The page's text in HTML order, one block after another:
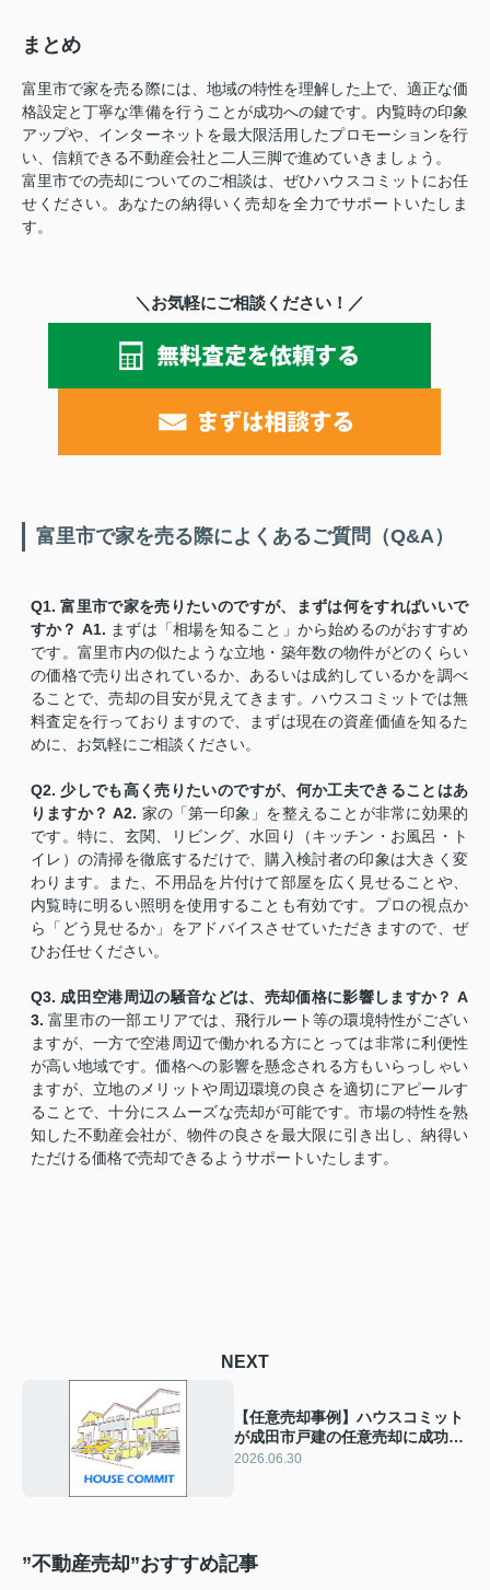
まとめ
富里市で家を売る際には、地域の特性を理解した上で、適正な価
格設定と丁寧な準備を行うことが成功への鍵です。内覧時の印象
アップや、インターネットを最大限活用したプロモーションを行
い、信頼できる不動産会社と二人三脚で進めていきましょう。
富里市での売却についてのご相談は、ぜひハウスコミットにお任
せください。あなたの納得いく売却を全力でサポートいたしま
す。
＼お気軽にご相談ください！／
富里市で家を売る際によくあるご質問（Q&A）
Q1. 富里市で家を売りたいのですが、まずは何をすればいいで
すか？ A1. まずは「相場を知ること」から始めるのがおすすめ
です。富里市内の似たような立地・築年数の物件がどのくらい
の価格で売り出されているか、あるいは成約しているかを調べ
ることで、売却の目安が見えてきます。ハウスコミットでは無
料査定を行っておりますので、まずは現在の資産価値を知るた
めに、お気軽にご相談ください。
Q2. 少しでも高く売りたいのですが、何か工夫できることはあ
りますか？ A2. 家の「第一印象」を整えることが非常に効果的
です。特に、玄関、リビング、水回り（キッチン・お風呂・ト
イレ）の清掃を徹底するだけで、購入検討者の印象は大きく変
わります。また、不用品を片付けて部屋を広く見せることや、
内覧時に明るい照明を使用することも有効です。プロの視点か
ら「どう見せるか」をアドバイスさせていただきますので、ぜ
ひお任せください。
Q3. 成田空港周辺の騒音などは、売却価格に影響しますか？ A
3. 富里市の一部エリアでは、飛行ルート等の環境特性がござい
ますが、一方で空港周辺で働かれる方にとっては非常に利便性
が高い地域です。価格への影響を懸念される方もいらっしゃい
ますが、立地のメリットや周辺環境の良さを適切にアピールす
ることで、十分にスムーズな売却が可能です。市場の特性を熟
知した不動産会社が、物件の良さを最大限に引き出し、納得い
ただける価格で売却できるようサポートいたします。
NEXT
【任意売却事例】ハウスコミット
が成田市戸建の任意売却に成功。
任意売却を成功させるカギとは？
2026.06.30
”不動産売却”おすすめ記事